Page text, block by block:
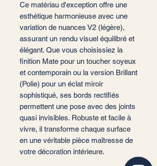
Ce matériau d'exception offre une
esthétique harmonieuse avec une
variation de nuances V2 (légère),
assurant un rendu visuel équilibré et
élégant. Que vous choisissiez la
finition Mate pour un toucher soyeux
et contemporain ou la version Brillant
(Polie) pour un éclat miroir
sophistiqué, ses bords rectifiés
permettent une pose avec des joints
quasi invisibles. Robuste et facile à
vivre, il transforme chaque surface
en une véritable pièce maîtresse de
votre décoration intérieure.